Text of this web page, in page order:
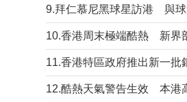
9.拜仁慕尼黑球星訪港 與球
10.香港周末極端酷熱 新界
12.酷熱天氣警告生效 本港